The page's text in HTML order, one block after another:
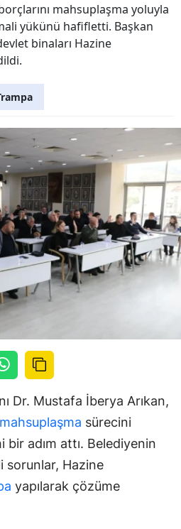
mahsuplaşma yoluyla
yükünü hafifletti. Başkan
binaları Hazine
Dr. Mustafa İberya Arıkan,
mahsuplaşma sürecini
bir adım attı. Belediyenin
sorunlar, Hazine
yapılarak çözüme